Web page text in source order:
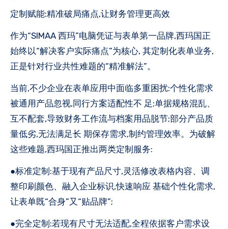
定制赋能:精准破局痛点,让财务管理更高效
作为“SIMAA 西玛”电脑凭证与表单第一品牌,西玛国正
始终以“解决客户实际痛点”为核心, 其定制化表单业务,
正是针对行业共性难题的“精准解法”。
当前,不少企业在表单应用中面临多重困扰:个性化需求
被通用产品忽视,同行方案适配性不 足;单据规格混乱、
互不配套,导致财务工作流与档案用品脱节;部分产品质
量低劣,无法满足长 期保存需求,制约管理效率。为破解
这些难题,西玛国正推出两类定制服务:
●标准定制:基于现有产品尺寸,灵活修改表格内容、调
整印刷颜色、融入企业标识,快速响应 基础个性化需求,
让表单既“合身”又“贴品牌”;
●完全定制:若现有尺寸无法适配,全程依据客户需求设